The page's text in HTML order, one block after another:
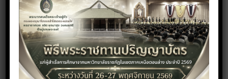
ศูนย์เฝ้าระวังคุณภาพอากาศ
Air Quality Information Center, AQIC